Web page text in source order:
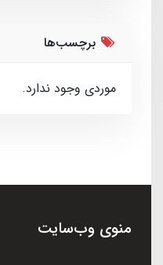
برچسب‌ها
موردی وجود ندارد.
منوی وب‌سایت